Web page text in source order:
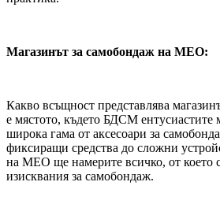
Магазинът за самобондаж на MEO:
Какво всъщност представлява
е мястото, където БДСМ ентусиастите
широка гама от аксесоари за
фиксиращи средства до сложни
на MEO ще намерите всичко, от което
изисквания за самобондаж.